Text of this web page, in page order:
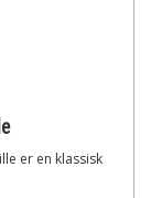
er en klassisk